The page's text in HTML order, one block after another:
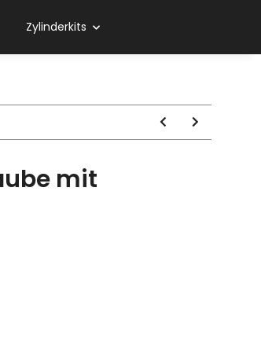
Zylinderkits
mit